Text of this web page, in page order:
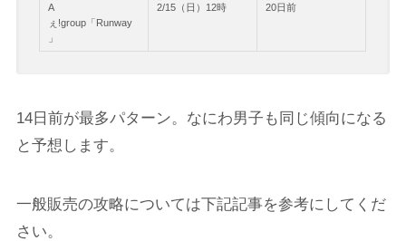
A
ぇ!group「Runway
」
2/15（日）12時 20日前
14日前が最多パターン。なにわ男子も同じ傾向になる
と予想します。
一般販売の攻略については下記記事を参考にしてくだ
さい。